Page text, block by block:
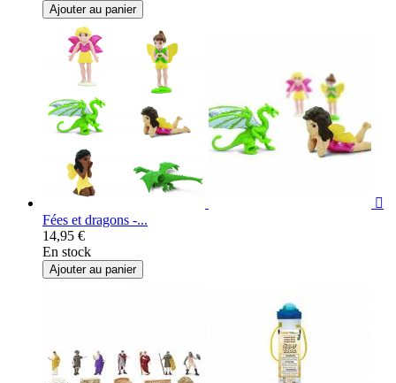
Ajouter au panier

Fées et dragons -...
14,95 €
En stock
Ajouter au panier